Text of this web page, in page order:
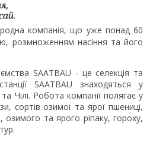
компанія, що уже понад 60
розмноженням насіння та його
SAATBAU - це селекція та
SAATBAU знаходяться у
та Чілі. Робота компанії полягає у
сортів озимої та ярої пшениці,
та ярого ріпаку, гороху,